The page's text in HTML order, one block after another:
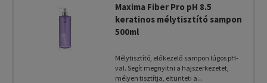
Maxima Fiber Pro pH 8.5
keratinos mélytisztító sampon
500ml
Mélytisztító, előkezelő sampon lúgos pH-
val. Segít megnyitni a hajszerkezetet,
mélyen tisztítja, eltünteti a...